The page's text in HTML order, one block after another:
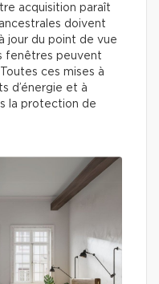
acquisition paraît
doivent
jour du point de vue
fenêtres peuvent
ces mises à
d’énergie et à
la protection de